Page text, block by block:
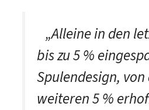
„Alleine in den
bis zu 5 %
Spulendesign,
weiteren 5 %